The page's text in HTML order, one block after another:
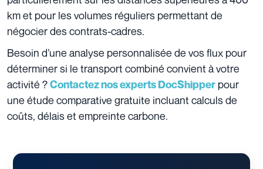
km et pour les volumes réguliers permettant de
négocier des contrats-cadres.
Besoin d’une analyse personnalisée de vos flux pour
déterminer si le transport combiné convient à votre
activité ?Contactez nos experts DocShipper pour
une étude comparative gratuite incluant calculs de
coûts, délais et empreinte carbone.